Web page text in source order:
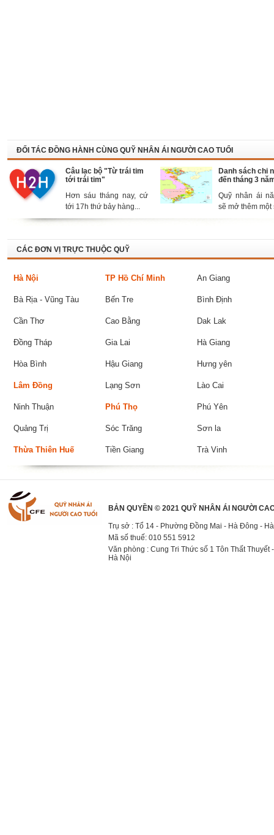
ĐỐI TÁC ĐỒNG HÀNH CÙNG QUỸ NHÂN ÁI NGƯỜI CAO TUỔI
Câu lạc bộ "Từ trái tim
tới trái tim"
Hơn sáu tháng nay, cứ
tới 17h thứ bảy hàng...
Danh sách chi
đến tháng 3
Quỹ nhân ái
sẽ mở thêm một
CÁC ĐƠN VỊ TRỰC THUỘC QUỸ
Hà Nội TP Hồ Chí Minh An Giang
Bà Rịa - Vũng Tàu Bến Tre Bình Định
Cần Thơ Cao Bằng Dak Lak
Đồng Tháp Gia Lai Hà Giang
Hòa Bình Hậu Giang Hưng yên
Lâm Đồng Lạng Sơn Lào Cai
Ninh Thuận Phú Thọ Phú Yên
Quảng Trị Sóc Trăng Sơn la
Thừa Thiên Huế Tiền Giang Trà Vinh
BẢN QUYỀN © 2021 QUỸ NHÂN ÁI NGƯỜI
Trụ sở : Tổ 14 - Phường Đồng Mai - Hà Đông -
Mã số thuế: 010 551 5912
Văn phòng : Cung Tri Thức số 1 Tôn Thất Thuyết
Hà Nội